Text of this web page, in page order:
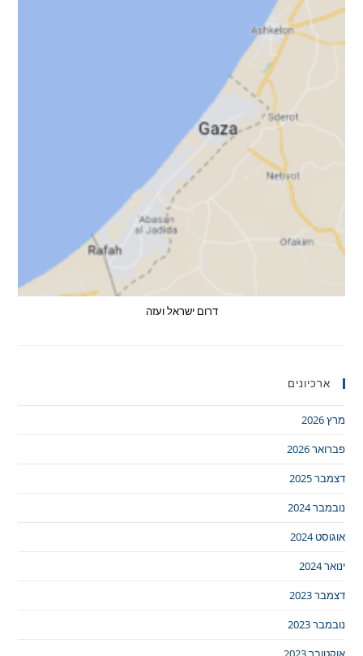
דרום ישראל ועזה
ארכיונים
מרץ 2026
פברואר 2026
דצמבר 2025
נובמבר 2024
אוגוסט 2024
ינואר 2024
דצמבר 2023
נובמבר 2023